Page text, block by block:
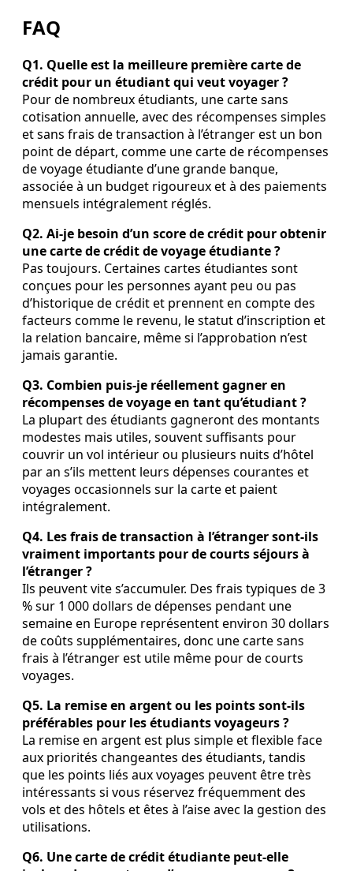
FAQ
Q1. Quelle est la meilleure première carte de
crédit pour un étudiant qui veut voyager ?
Pour de nombreux étudiants, une carte sans
cotisation annuelle, avec des récompenses simples
et sans frais de transaction à l’étranger est un bon
point de départ, comme une carte de récompenses
de voyage étudiante d’une grande banque,
associée à un budget rigoureux et à des paiements
mensuels intégralement réglés.
Q2. Ai‑je besoin d’un score de crédit pour obtenir
une carte de crédit de voyage étudiante ?
Pas toujours. Certaines cartes étudiantes sont
conçues pour les personnes ayant peu ou pas
d’historique de crédit et prennent en compte des
facteurs comme le revenu, le statut d’inscription et
la relation bancaire, même si l’approbation n’est
jamais garantie.
Q3. Combien puis‑je réellement gagner en
récompenses de voyage en tant qu’étudiant ?
La plupart des étudiants gagneront des montants
modestes mais utiles, souvent suffisants pour
couvrir un vol intérieur ou plusieurs nuits d’hôtel
par an s’ils mettent leurs dépenses courantes et
voyages occasionnels sur la carte et paient
intégralement.
Q4. Les frais de transaction à l’étranger sont‑ils
vraiment importants pour de courts séjours à
l’étranger ?
Ils peuvent vite s’accumuler. Des frais typiques de 3
% sur 1 000 dollars de dépenses pendant une
semaine en Europe représentent environ 30 dollars
de coûts supplémentaires, donc une carte sans
frais à l’étranger est utile même pour de courts
voyages.
Q5. La remise en argent ou les points sont‑ils
préférables pour les étudiants voyageurs ?
La remise en argent est plus simple et flexible face
aux priorités changeantes des étudiants, tandis
que les points liés aux voyages peuvent être très
intéressants si vous réservez fréquemment des
vols et des hôtels et êtes à l’aise avec la gestion des
utilisations.
Q6. Une carte de crédit étudiante peut‑elle